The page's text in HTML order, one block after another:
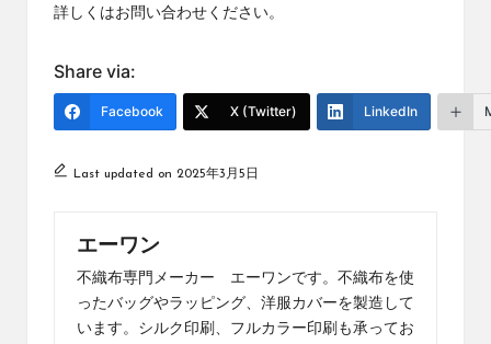
詳しくはお問い合わせください。
Share via:
Facebook X (Twitter) LinkedIn
Last updated on 2025年3月5日
エーワン
不織布専門メーカー エーワンです。不織布を使
ったバッグやラッピング、洋服カバーを製造して
います。シルク印刷、フルカラー印刷も承ってお